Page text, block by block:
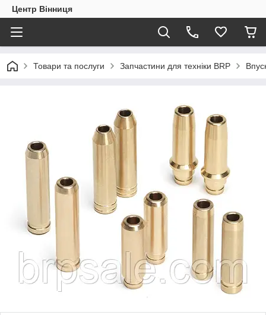
Центр Вінниця
Товари та послуги Запчастини для техніки BRP